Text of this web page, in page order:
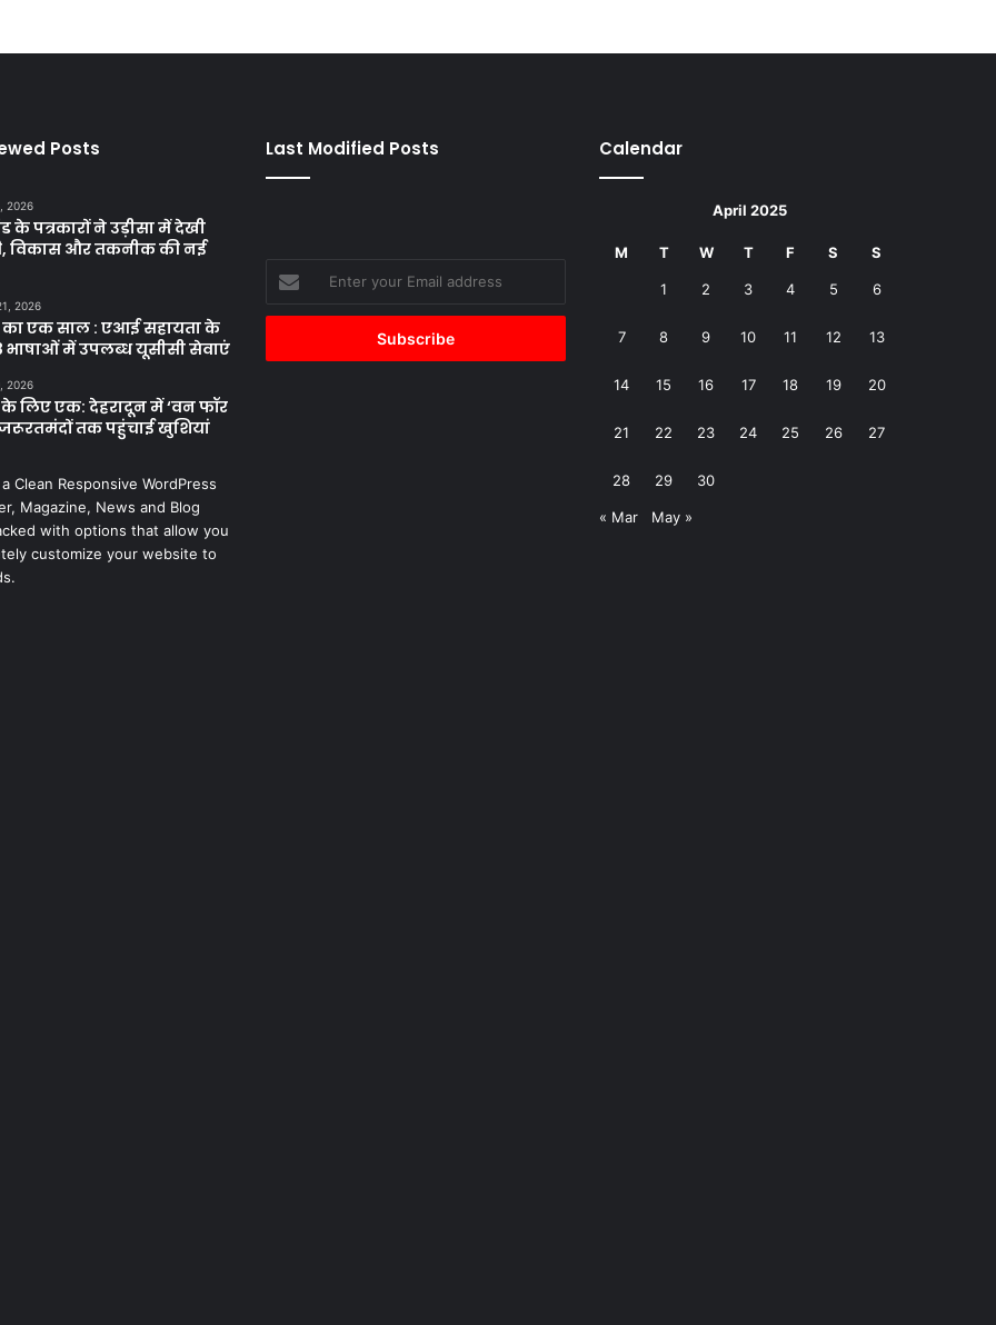
Posts
2026
के पत्रकारों ने उड़ीसा में देखी
विकास और तकनीक की नई
2026
का एक साल : एआई सहायता के
भाषाओं में उपलब्ध यूसीसी सेवाएं
2026
लिए एक: देहरादून में ‘वन फॉर
तक पहुंचाई खुशियां
Clean Responsive WordPress
Magazine, News and Blog
with options that allow you
customize your website to
Last Modified Posts
your
Email
Calendar
April 2025
M T W T F S S
1 2 3 4 5 6
7 8 9 10 11 12 13
14 15 16 17 18 19 20
21 22 23 24 25 26 27
28 29 30
« Mar May »